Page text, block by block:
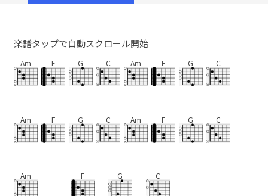
楽譜タップで自動スクロール開始
Am F G C Am F G C
Am F G C Am F G C
Am F G C